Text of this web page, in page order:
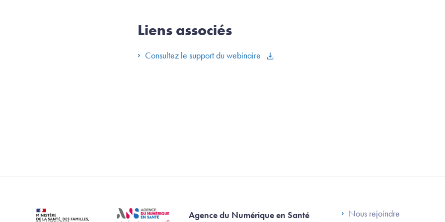
Liens associés
Consultez le support du webinaire
Agence du Numérique en Santé Footer Left ANS
Nous rejoindre